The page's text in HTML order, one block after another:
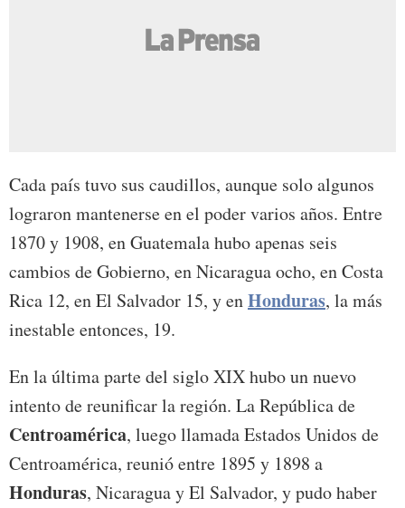
Cada país tuvo sus caudillos, aunque solo algunos
lograron mantenerse en el poder varios años. Entre
1870 y 1908, en Guatemala hubo apenas seis
cambios de Gobierno, en Nicaragua ocho, en Costa
Rica 12, en El Salvador 15, y enHonduras, la más
inestable entonces, 19.
En la última parte del siglo XIX hubo un nuevo
intento de reunificar la región. La República de
Centroamérica, luego llamada Estados Unidos de
Centroamérica, reunió entre 1895 y 1898 a
Honduras, Nicaragua y El Salvador, y pudo haber